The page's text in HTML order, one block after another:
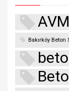
Bakırköy